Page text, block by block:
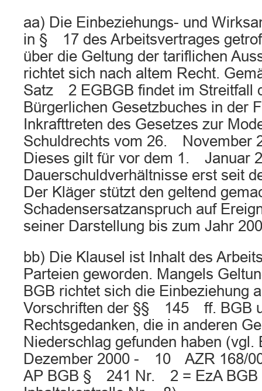
aa) Die Einbeziehungs- und
in § 17 des Arbeitsvertrages
über die Geltung der tariflichen
richtet sich nach altem Recht.
Satz 2 EGBGB findet im Streitfall
Bürgerlichen Gesetzbuches in der
Inkrafttreten des Gesetzes zur
Schuldrechts vom 26. November
Dieses gilt für vor dem 1. Januar
Dauerschuldverhältnisse erst seit
Der Kläger stützt den geltend
Schadensersatzanspruch auf
seiner Darstellung bis zum Jahr
bb) Die Klausel ist Inhalt des
Parteien geworden. Mangels
BGB richtet sich die Einbeziehung
Vorschriften der §§ 145 ff. BGB
Rechtsgedanken, die in anderen
Niederschlag gefunden haben
Dezember 2000 - 10 AZR
AP BGB § 241 Nr. 2 = EzA